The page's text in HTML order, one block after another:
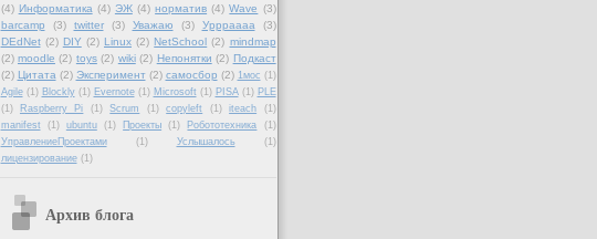
(4) Информатика (4) ЭЖ (4) норматив (4) Wave (3)
barcamp
(3) twitter (3) Уважаю (3) Уррраааа
(3)
DEdNet (2) DIY (2) Linux (2) NetSchool (2) mindmap
(2) moodle (2) toys (2) wiki (2) Непонятки (2) Подкаст
(2) Цитата (2) Эксперимент (2) самосбор (2) 1мос (1)
Agile (1) Blockly (1) Evernote (1) Microsoft (1) PISA (1) PLE
(1)
Raspberry Pi (1) Scrum (1) copyleft (1) iteach
(1)
manifest
(1) ubuntu (1) Проекты (1) Робототехника
(1)
УправлениеПроектами
(1) Услышалось
(1)
лицензирование (1)
Архив блога